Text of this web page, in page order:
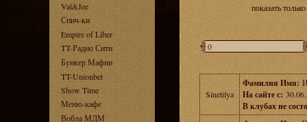
Val&Jee
Спич-ки
Empire of Liber
TT-Радио Сити
Бункер Мафии
TT-Unionbet
Show Time
Меню-кафе
Вобла МДМ
показать
Sinetilya
Фамилия Имя:
На сайте с:
В клубах не